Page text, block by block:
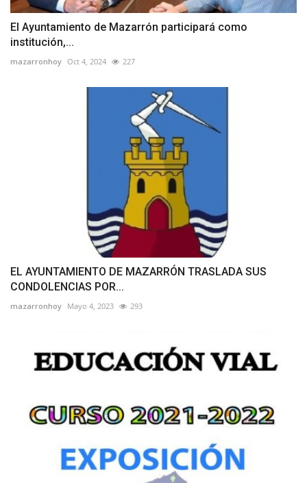
El Ayuntamiento de Mazarrón participará como
institución,...
mazarronhoy Oct 4, 2024 227
EL AYUNTAMIENTO DE MAZARRÓN TRASLADA SUS
CONDOLENCIAS POR...
mazarronhoy Mayo 4, 2023 293